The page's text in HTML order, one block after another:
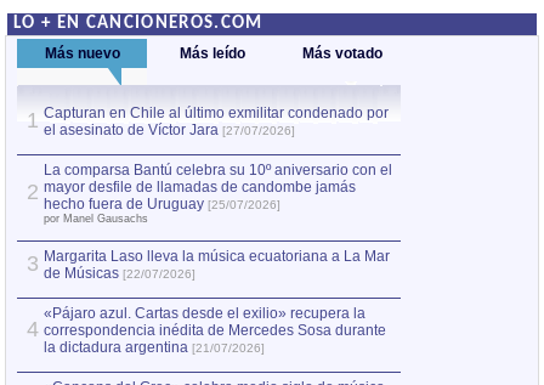
LO + EN CANCIONEROS.COM
Más nuevo Más leído Más votado
1 Capturan en Chile al último exmilitar condenado por
el asesinato de Víctor Jara [27/07/2026]
2
La comparsa Bantú celebra su 10º aniversario con el
mayor desfile de llamadas de candombe jamás
hecho fuera de Uruguay [25/07/2026]
por Manel Gausachs
3 Margarita Laso lleva la música ecuatoriana a La Mar
de Músicas [22/07/2026]
4
«Pájaro azul. Cartas desde el exilio» recupera la
correspondencia inédita de Mercedes Sosa durante
la dictadura argentina [21/07/2026]